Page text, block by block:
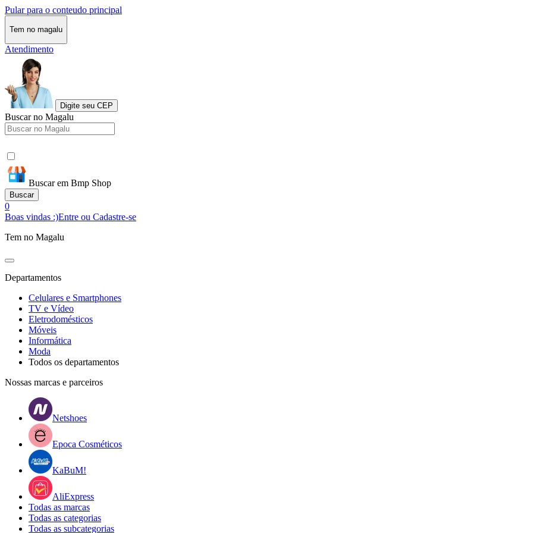
Pular para o conteudo principal
Tem no magalu
Atendimento
Digite seu CEP
Buscar no Magalu
Buscar em Bmp Shop
Buscar
0
Boas vindas :)Entre ou Cadastre-se
Tem no Magalu
Departamentos
Celulares e Smartphones
TV e Vídeo
Eletrodomésticos
Móveis
Informática
Moda
Todos os departamentos
Nossas marcas e parceiros
Netshoes
Epoca Cosméticos
KaBuM!
AliExpress
Todas as marcas
Todas as categorias
Todas as subcategorias